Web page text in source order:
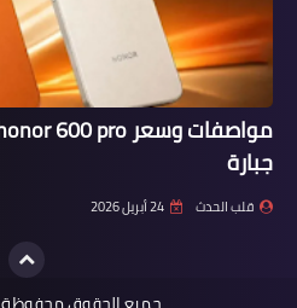
جبارة
قلب الحدث 24 أبريل 2026